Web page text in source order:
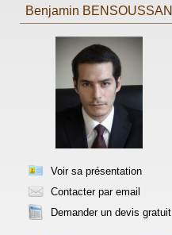
Benjamin BENSOUSSAN
Voir sa présentation
Contacter par email
Demander un devis gratuit